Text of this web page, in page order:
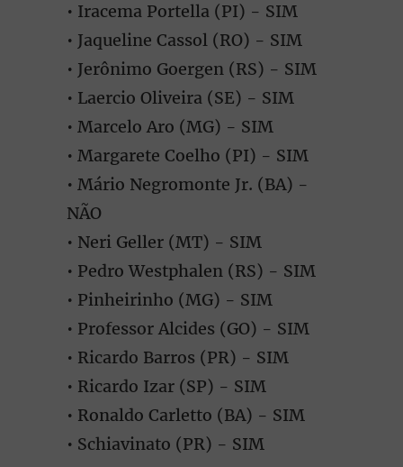
• Iracema Portella (PI) - SIM
• Jaqueline Cassol (RO) - SIM
• Jerônimo Goergen (RS) - SIM
• Laercio Oliveira (SE) - SIM
• Marcelo Aro (MG) - SIM
• Margarete Coelho (PI) - SIM
• Mário Negromonte Jr. (BA) -
NÃO
• Neri Geller (MT) - SIM
• Pedro Westphalen (RS) - SIM
• Pinheirinho (MG) - SIM
• Professor Alcides (GO) - SIM
• Ricardo Barros (PR) - SIM
• Ricardo Izar (SP) - SIM
• Ronaldo Carletto (BA) - SIM
• Schiavinato (PR) - SIM